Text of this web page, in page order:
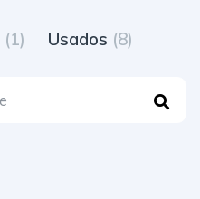
(1) Usados (8)